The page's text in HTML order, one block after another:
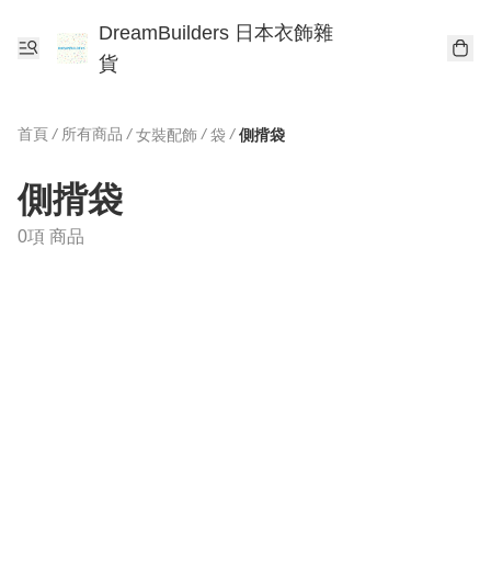
DreamBuilders 日本衣飾雜
貨
首頁 / 所有商品 / 女裝配飾 / 袋 / 側揹袋
側揹袋
0項 商品